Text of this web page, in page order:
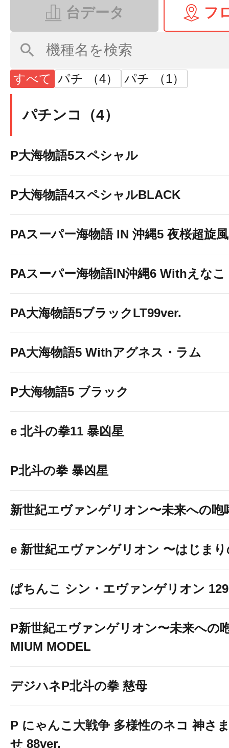
8月7日【
周年月間連日9
金曜日３店舗
新台導入完
台データ フ
すべて パチ （4） パチ （1）
パチンコ（4）
P大海物語5スペシャル
P大海物語4スペシャルBLACK
PAスーパー海物語 IN 沖縄5 夜桜超旋
PAスーパー海物語IN沖縄6 Withえなこ
PA大海物語5ブラックLT99ver.
PA大海物語5 Withアグネス・ラム
P大海物語5 ブラック
e 北斗の拳11 暴凶星
P北斗の拳 暴凶星
新世紀エヴァンゲリオン〜未来への咆
e 新世紀エヴァンゲリオン 〜はじま
ぱちんこ シン・エヴァンゲリオン
P新世紀エヴァンゲリオン〜未来への
MIUM MODEL
デジハネP北斗の拳 慈母
P にゃんこ大戦争 多様性のネコ 神さ
せ 88ver.